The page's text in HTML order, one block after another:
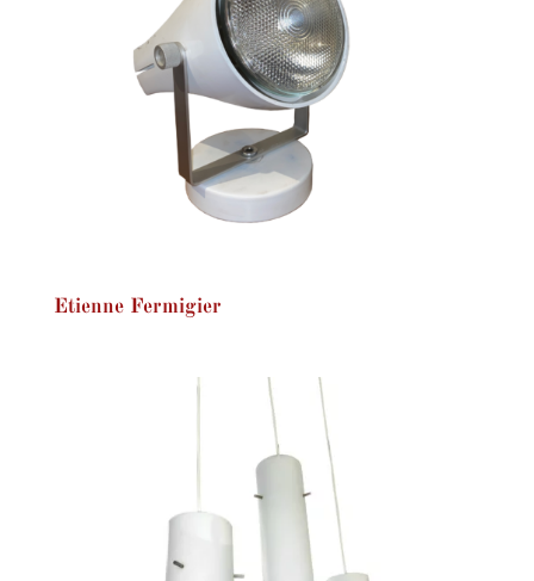
Etienne Fermigier